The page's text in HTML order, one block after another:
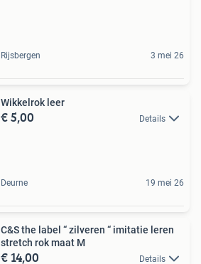
Rijsbergen 3 mei 26
Wikkelrok leer
€ 5,00 Details
Deurne 19 mei 26
C&S the label “ zilveren “ imitatie leren
stretch rok maat M
€ 14,00 Details